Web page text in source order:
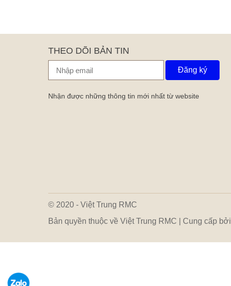
THEO DÕI BẢN TIN
Đăng ký
Nhận được những thông tin mới nhất từ website
© 2020 - Việt Trung RMC
Bản quyền thuộc về Việt Trung RMC | Cung cấp bởi